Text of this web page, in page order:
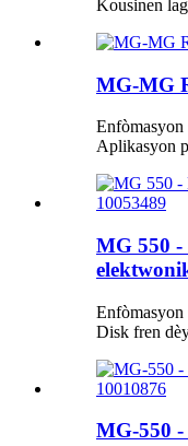
Kousinen
MG-MG
Aplikasyon
MG 550 -
Disk fren
MG-550